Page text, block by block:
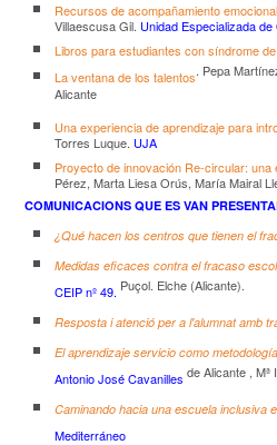
Recursos de acompañamiento
Villaescusa Gil. Unidad Especializada
Libros para estudiantes con síndrome
La ventana de los talentos. Pepa
Alicante
Una experiencia de aprendizaje para
Torres Luque. UJA
Proyecto de innovación Re-circular:
Pérez, Marta Liesa Orús, María Mairal
COMUNICACIONS QUE ES VAN
¿Qué hacen los centros que tienen el
Medidas eficaces contra el fracaso
CEIP nº 49. Puçol. Elche (Alicante).
Resposta i atenció per a l'alumnat amb
El aprendizaje servicio como
Antonio José Cavanilles de Alicante ,
Caminando hacia una escuela inclusiva
Mediterráneo